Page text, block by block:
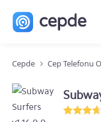
Cepde Cep Telefonu